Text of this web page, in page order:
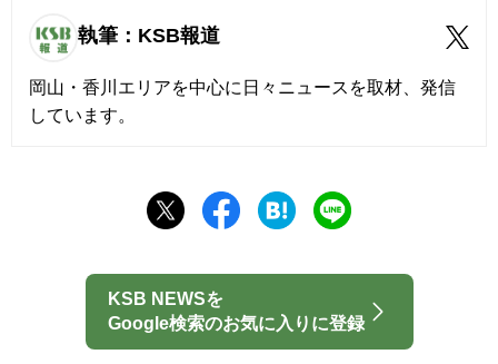
執筆：KSB報道
岡山・香川エリアを中心に日々ニュースを取材、発信
しています。
KSB NEWSを
Google検索のお気に入りに登録